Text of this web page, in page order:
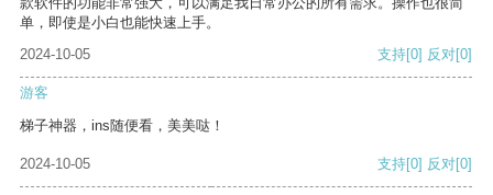
单，即使是小白也能快速上手。
2024-10-05
支持[0] 反对[0]
游客
梯子神器，ins随便看，美美哒！
2024-10-05 支持[0] 反对[0]